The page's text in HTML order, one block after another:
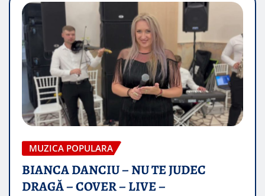
MUZICA POPULARA
BIANCA DANCIU – NU TE JUDEC
DRAGĂ – COVER – LIVE –